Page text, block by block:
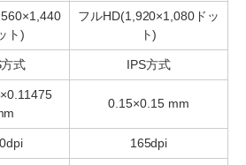
ト)
フルHD(1,920×1,080ドッ
ト)
式 IPS方式
0.15×0.15 mm
165dpi